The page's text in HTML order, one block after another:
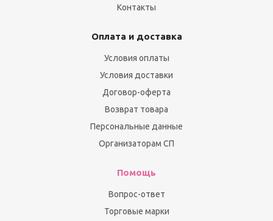
Контакты
Оплата и доставка
Условия оплаты
Условия доставки
Договор-оферта
Возврат товара
Персональные данные
Организаторам СП
Помощь
Вопрос-ответ
Торговые марки